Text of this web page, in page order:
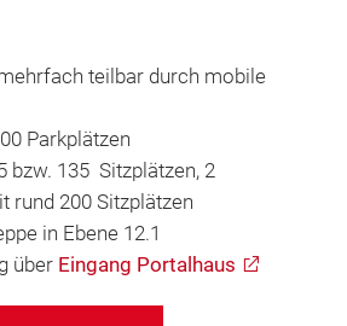
teilbar durch mobile
Parkplätzen
bzw. 135 Sitzplätzen, 2
rund 200 Sitzplätzen
in Ebene 12.1
über Eingang Portalhaus